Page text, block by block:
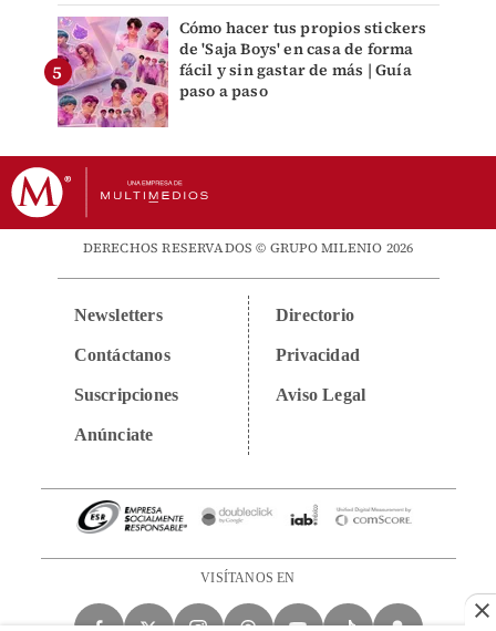
Cómo hacer tus propios stickers
de 'Saja Boys' en casa de forma
fácil y sin gastar de más | Guía
paso a paso
DERECHOS RESERVADOS © GRUPO MILENIO 2026
Newsletters
Contáctanos
Suscripciones
Anúnciate
Directorio
Privacidad
Aviso Legal
VISÍTANOS EN